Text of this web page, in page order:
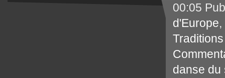
00:05
d'Europe,
Traditions
danse du